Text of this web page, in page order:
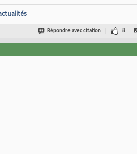
Répondre avec citation 8